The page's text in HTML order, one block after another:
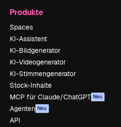
Produkte
Spaces
KI-Assistent
KI-Bildgenerator
KI-Videogenerator
KI-Stimmengenerator
Stock-Inhalte
MCP für Claude/ChatGPT Neu
Agenten Neu
API